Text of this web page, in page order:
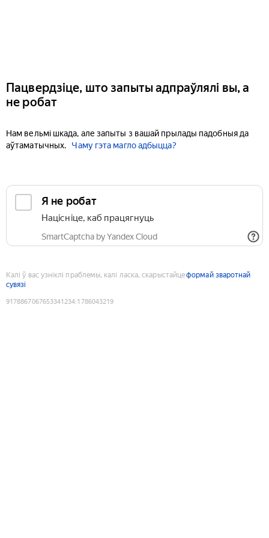
Пацвердзіце, што запыты адпраўлялі вы, а
не робат
Нам вельмі шкада, але запыты з вашай прылады падобныя да
аўтаматычных.
Чаму гэта магло адбыцца?
Я не робат
Націсніце, каб працягнуць
SmartCaptcha by Yandex Cloud
Калі ў вас узніклі праблемы, калі ласка, скарыстайцеформай зваротнай
сувязі
9178867067653341234:1786043219